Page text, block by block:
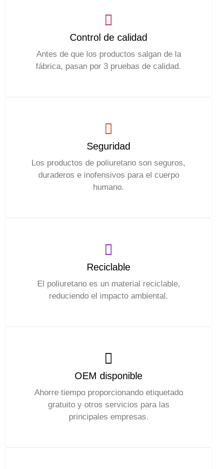
Control de calidad
Antes de que los productos salgan de la
fábrica, pasan por 3 pruebas de calidad.
Seguridad
Los productos de poliuretano son seguros,
duraderos e inofensivos para el cuerpo
humano.
Reciclable
El poliuretano es un material reciclable,
reduciendo el impacto ambiental.
OEM disponible
Ahorre tiempo proporcionando etiquetado
gratuito y otros servicios para las
principales empresas.